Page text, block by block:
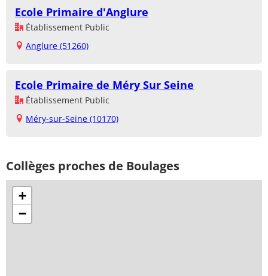
Ecole Primaire d'Anglure
Établissement Public
Anglure (51260)
Ecole Primaire de Méry Sur Seine
Établissement Public
Méry-sur-Seine (10170)
Collèges proches de Boulages
+
−